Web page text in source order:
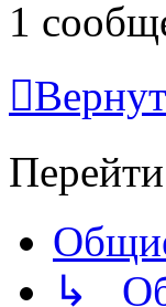
1
Перейти
↳